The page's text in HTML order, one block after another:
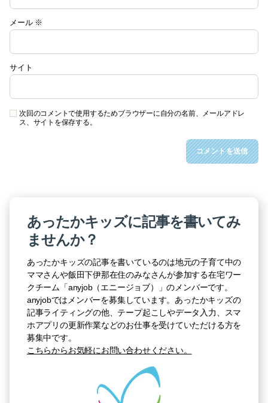
メール ※
サイト
次回のコメントで使用するためブラウザーに自分の名前、メールアドレ
ス、サイトを保存する。
あったかキッズに記事を書いてみ
ませんか？
あったかキッズの記事を書いているのは地元の子育て中の
ママさんや飯田下伊那在住のみなさんが参加する在宅ワー
クチーム「anyjob（エニージョブ）」のメンバーです。
anyjobではメンバーを募集しています。あったかキッズの
記事ライティングの他、テープ起こしやデータ入力、スマ
ホアプリの更新作業などのお仕事を受けていただける方を
募集中です。
こちらからお気軽にお問い合わせください。